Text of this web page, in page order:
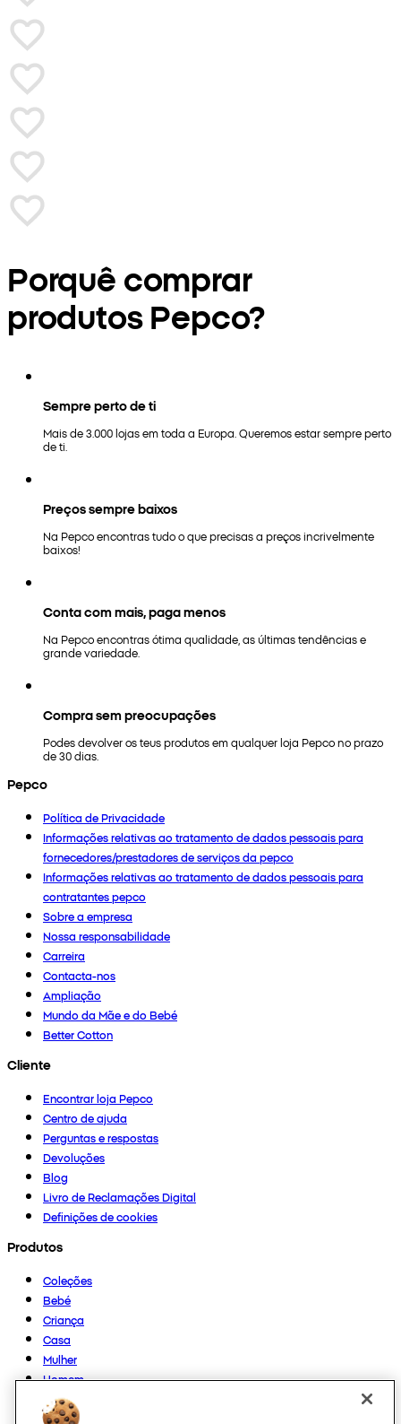
Porquê comprar
produtos Pepco?
Sempre perto de ti
Mais de 3.000 lojas em toda a Europa. Queremos estar sempre perto
de ti.
Preços sempre baixos
Na Pepco encontras tudo o que precisas a preços incrivelmente
baixos!
Conta com mais, paga menos
Na Pepco encontras ótima qualidade, as últimas tendências e
grande variedade.
Compra sem preocupações
Podes devolver os teus produtos em qualquer loja Pepco no prazo
de 30 dias.
Pepco
Política de Privacidade
Informações relativas ao tratamento de dados pessoais para
fornecedores/prestadores de serviços da pepco
Informações relativas ao tratamento de dados pessoais para
contratantes pepco
Sobre a empresa
Nossa responsabilidade
Carreira
Contacta-nos
Ampliação
Mundo da Mãe e do Bebé
Better Cotton
Cliente
Encontrar loja Pepco
Centro de ajuda
Perguntas e respostas
Devoluções
Blog
Livro de Reclamações Digital
Definições de cookies
Produtos
Coleções
Bebé
Criança
Casa
Mulher
Homem
Outros